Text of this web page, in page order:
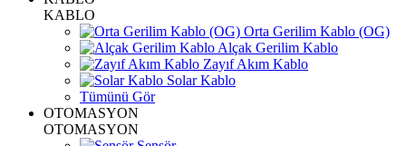
KABLO
Orta Gerilim Kablo (OG)
Alçak Gerilim Kablo
Zayıf Akım Kablo
Solar Kablo
Tümünü Gör
OTOMASYON
OTOMASYON